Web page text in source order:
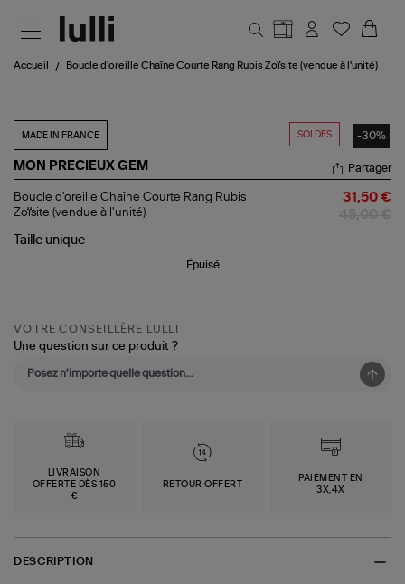
Accueil Boucle d'oreille Chaîne Courte Rang Rubis Zoïsite (vendue à l'unité)
SOLDES -30%
MADE IN FRANCE
MON PRECIEUX GEM
Boucle
d'oreille
Courte
l'unité)
Partager
Boucle d'oreille Chaîne Courte Rang Rubis
Zoïsite (vendue à l'unité)
31,50 €
Taille unique
Épuisé
VOTRE CONSEILLÈRE LULLI
Une question sur ce produit ?
LIVRAISON
OFFERTE DÈS 150
€
RETOUR OFFERT
PAIEMENT EN
3X,4X
DESCRIPTION